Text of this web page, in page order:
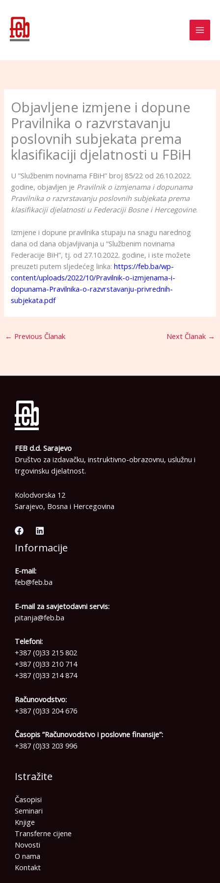
content
Objavljene izmjene i dopune
Pravilnika o razvrstavanju
poslovnih subjekata prema
klasifikaciji djelatnosti u FBiH
U ”Službenim novinama FBiH” broj 85/22 od 26.10.2022.
godine, objavljen je Pravilnik o izmjenama i dopunama
Pravilnika o razvrstavanju poslovnih subjekata prema
klasifikaciji djelatnosti u Federaciji Bosne i Hercegovine.
Izmjene i dopune pravilnika stupaju na snagu narednog
dana od dana objavljivanja u “Službenim novinama
Federacije BiH”, tj. od 27.10.2022. godine, i iste možete
preuzeti putem sljedećeg linka:https://feb.ba/wp-
content/uploads/2022/10/Pravilnik-o-izmjenama-i-
dopunama-Pravilnika-o-razvrstavanju-privrednih-
subjekata.pdf
← Previous Članak Next Članak →
FEB d.d. Sarajevo
Društvo za izdavačku, instruktivno-obrazovnu, uslužnu i
trgovinsku djelatnost.
Kolodvorska 12
Sarajevo, Bosna i Hercegovina
Informacije
E-mail:
feb@feb.ba
E-mail za savjetodavni servis:
pitanja@feb.ba
Telefoni:
+387 (0)33 215 802
+387 (0)33 210 714
+387 (0)33 214 874
Računovodstvo:
+387 (0)33 204 676
Časopis ”Računovodstvo i poslovne finansije”:
+387 (0)33 203 996
Istražite
Časopisi
Seminari
Knjige
Transferne cijene
Novosti
O nama
Kontakt